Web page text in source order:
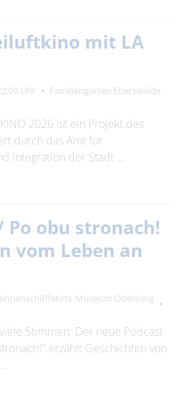
mit LA
Uhr
Familiengarten Eberswalde
2026 ist ein Projekt des
durch das Amt für
Integration der Stadt …
Po obu stronach!
vom Leben an
Museum Oderberg
Stimmen: Der neue Podcast
erzählt Geschichten von